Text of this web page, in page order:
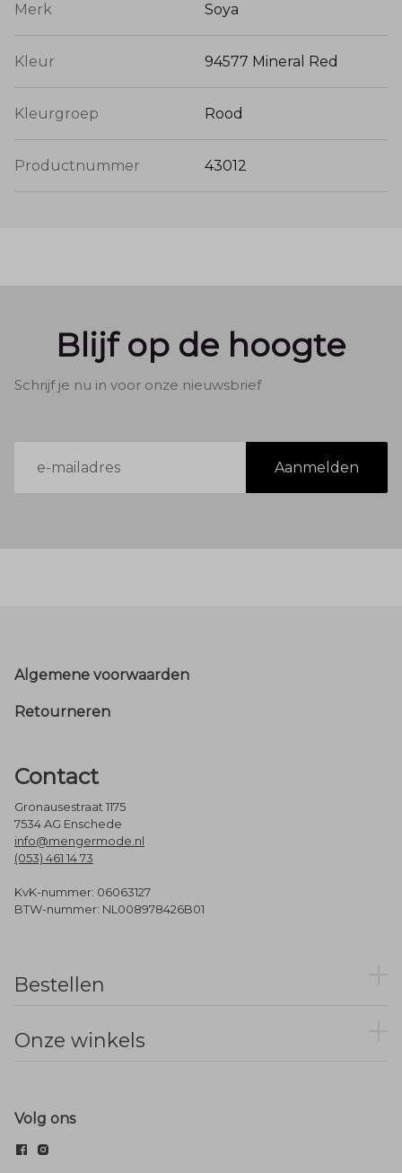
Merk Soya
Kleur 94577 Mineral Red
Kleurgroep Rood
Productnummer 43012
Blijf op de hoogte
Schrijf je nu in voor onze nieuwsbrief
mailadres
Aanmelden
Footer
Algemene voorwaarden
Retourneren
Contact
Gronausestraat 1175
7534 AG Enschede
info@mengermode.nl
(053) 461 14 73
KvK-nummer: 06063127
BTW-nummer: NL008978426B01
Bestellen
Onze winkels
Volg ons